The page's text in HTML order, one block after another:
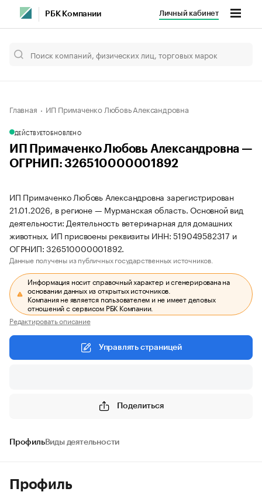
РБК Компании Личный кабинет
Главная ИП Примаченко Любовь Александровна
ДЕЙСТВУЕТОБНОВЛЕНО
ИП Примаченко Любовь Александровна —
ОГРНИП: 326510000001892
ИП Примаченко Любовь Александровна зарегистрирован
21.01.2026, в регионе — Мурманская область. Основной вид
деятельности: Деятельность ветеринарная для домашних
животных. ИП присвоены реквизиты ИНН: 519049582317 и
ОГРНИП: 326510000001892.
Данные получены из публичных государственных источников.
Информация носит справочный характер и сгенерирована на
основании данных из открытых источников.
Компания не является пользователем и не имеет деловых
отношений с сервисом РБК Компании.
Редактировать описание
Управлять страницей
Поделиться
ПрофильВиды деятельности
Профиль